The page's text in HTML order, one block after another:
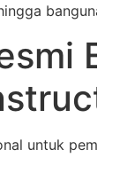
untuk